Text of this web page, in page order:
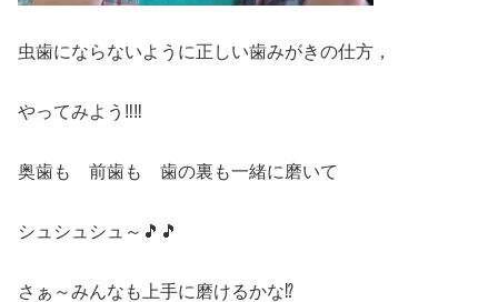
虫歯にならないように正しい歯みがきの仕方，
やってみよう‼‼
奥歯も 前歯も 歯の裏も一緒に磨いて
シュシュシュ～🎵🎵
さぁ～みんなも上手に磨けるかな⁉